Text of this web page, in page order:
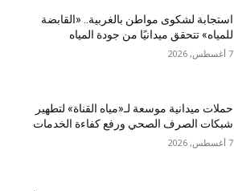
استجابة لشكوى مواطن بالغربية.. «القابضة
للمياه» تتحقق ميدانيًا من جودة المياه
7 أغسطس, 2026
حملات ميدانية موسعة لـ«مياه القناة» لتطهير
شبكات الصرف الصحي ورفع كفاءة الخدمات
7 أغسطس, 2026